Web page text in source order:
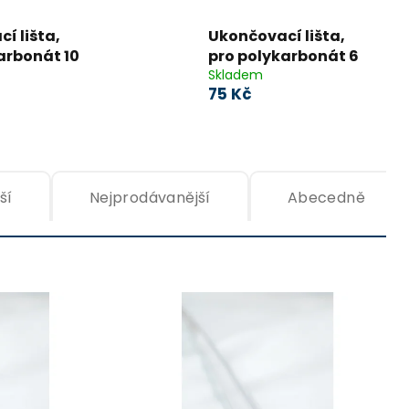
lišta,
10
Ukončovací lišta,
pro polykarbonát 6
mm
UV ochrana, 2,1m
Skladem
75 Kč
Nejprodávanější Abecedně